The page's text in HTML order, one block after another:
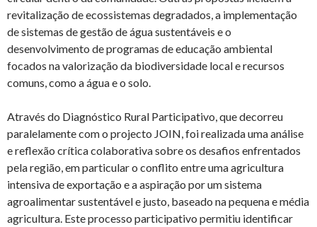
revitalização de ecossistemas degradados, a implementação
de sistemas de gestão de água sustentáveis e o
desenvolvimento de programas de educação ambiental
focados na valorização da biodiversidade local e recursos
comuns, como a água e o solo.
Através do Diagnóstico Rural Participativo, que decorreu
paralelamente com o projecto JOIN, foi realizada uma análise
e reflexão crítica colaborativa sobre os desafios enfrentados
pela região, em particular o conflito entre uma agricultura
intensiva de exportação e a aspiração por um sistema
agroalimentar sustentável e justo, baseado na pequena e média
agricultura. Este processo participativo permitiu identificar